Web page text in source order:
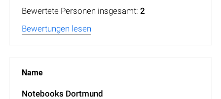
Bewertete Personen insgesamt: 2
Bewertungen lesen
Notebooks Dortmund